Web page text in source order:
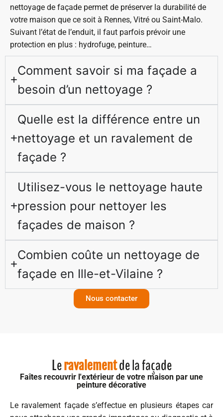
nettoyage de façade permet de préserver la durabilité de
votre maison que ce soit à Rennes, Vitré ou Saint-Malo.
Suivant l’état de l’enduit, il faut parfois prévoir une
protection en plus : hydrofuge, peinture…
Comment savoir si ma façade a
besoin d’un nettoyage ?
Quelle est la différence entre un
nettoyage et un ravalement de
façade ?
Utilisez-vous le nettoyage haute
pression pour nettoyer les
façades de maison ?
Combien coûte un nettoyage de
façade en Ille-et-Vilaine ?
Nous contacter
Leravalementde la façade
Faîtes recouvrir l'extérieur de votre maison par une
peinture décorative
Le ravalement façade s’effectue en plusieurs étapes car